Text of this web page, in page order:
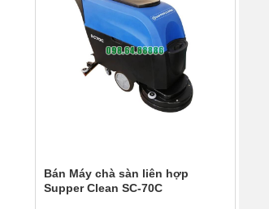
Bán Máy chà sàn liên hợp
Supper Clean SC-70C